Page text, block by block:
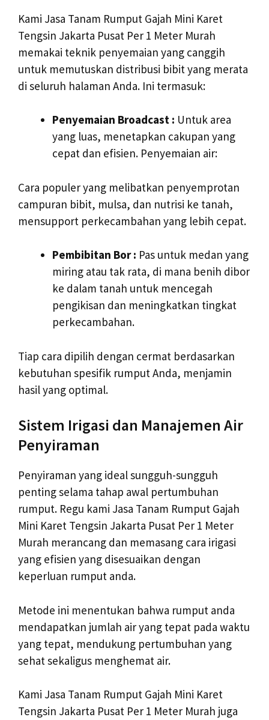
Kami Jasa Tanam Rumput Gajah Mini Karet
Tengsin Jakarta Pusat Per 1 Meter Murah
memakai teknik penyemaian yang canggih
untuk memutuskan distribusi bibit yang merata
di seluruh halaman Anda. Ini termasuk:
Penyemaian Broadcast : Untuk area
yang luas, menetapkan cakupan yang
cepat dan efisien. Penyemaian air:
Cara populer yang melibatkan penyemprotan
campuran bibit, mulsa, dan nutrisi ke tanah,
mensupport perkecambahan yang lebih cepat.
Pembibitan Bor : Pas untuk medan yang
miring atau tak rata, di mana benih dibor
ke dalam tanah untuk mencegah
pengikisan dan meningkatkan tingkat
perkecambahan.
Tiap cara dipilih dengan cermat berdasarkan
kebutuhan spesifik rumput Anda, menjamin
hasil yang optimal.
Sistem Irigasi dan Manajemen Air
Penyiraman
Penyiraman yang ideal sungguh-sungguh
penting selama tahap awal pertumbuhan
rumput. Regu kami Jasa Tanam Rumput Gajah
Mini Karet Tengsin Jakarta Pusat Per 1 Meter
Murah merancang dan memasang cara irigasi
yang efisien yang disesuaikan dengan
keperluan rumput anda.
Metode ini menentukan bahwa rumput anda
mendapatkan jumlah air yang tepat pada waktu
yang tepat, mendukung pertumbuhan yang
sehat sekaligus menghemat air.
Kami Jasa Tanam Rumput Gajah Mini Karet
Tengsin Jakarta Pusat Per 1 Meter Murah juga